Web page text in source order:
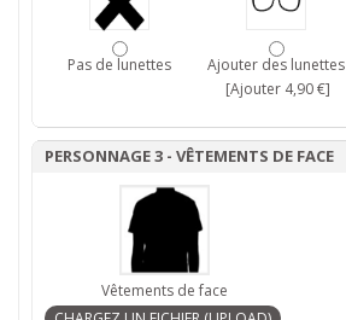
Pas de lunettes
Ajouter des lunettes
[Ajouter 4,90 €]
PERSONNAGE 3 - VÊTEMENTS DE FACE
Vêtements de face